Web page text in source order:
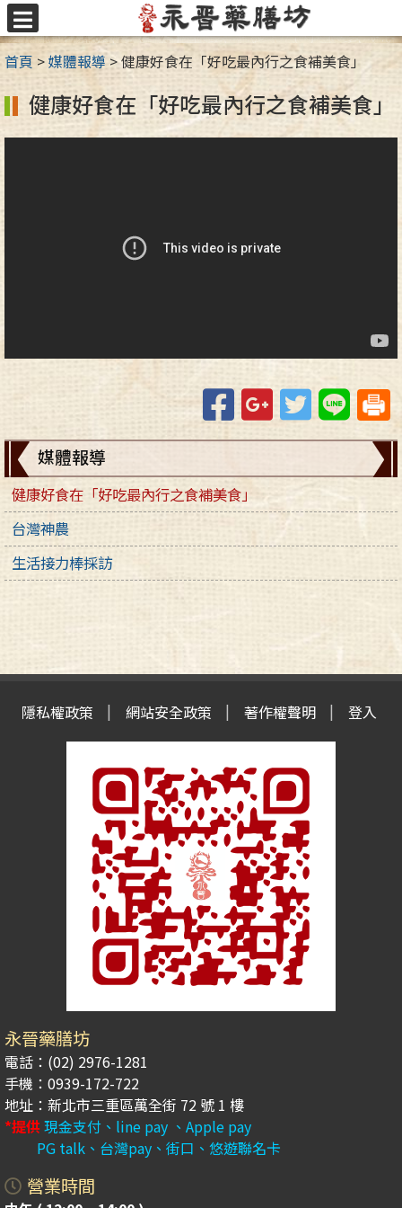
跳
至
主
要
內
容
區
首頁 >媒體報導>健康好食在「好吃最內行之食補美食」
媒體報導
健康好食在「好吃最內行之食補美食」
台灣神農
生活接力棒採訪
健康好食在「好吃最內行之食補美食」
FacebookGoogle+TwitterLine
隱私權政策 網站安全政策 著作權聲明 登入
永晉藥膳坊
電話：(02) 2976-1281
手機：0939-172-722
地址：新北市三重區萬全街 72 號 1 樓
*提供現金支付、line pay 、Apple pay
PG talk、台灣pay、街口、悠遊聯名卡
營業時間
選
單